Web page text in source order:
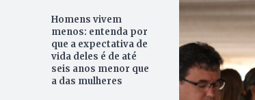
Homens vivem
menos: entenda por
que a expectativa de
vida deles é de até
seis anos menor que
a das mulheres